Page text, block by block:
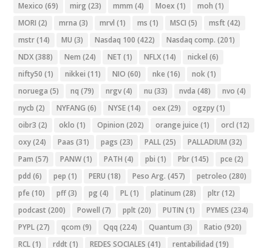
Mexico (69) mirg (23) mmm (4) Moex (1) moh (1)
MORI (2) mrna (3) mrvl (1) ms (1) MSCI (5) msft (42)
mstr(14) MU (3) Nasdaq 100 (422) Nasdaq comp. (201)
NDX(388) Nem (24) NET (1) NFLX(14) nickel (6)
nifty50 (1) nikkei (11) NIO (60) nke (16) nok(1)
noruega (5) nq (79) nrgv(4) nu (33) nvda (48) nvo (4)
nycb (2) NYFANG (6) NYSE(14) oex (29) ogzpy(1)
oibr3 (2) oklo (1) Opinion (202) orange juice (1) orcl (12)
oxy(24) Paas (31) pags (23) PALL(25) PALLADIUM (32)
Pam (57) PANW(1) PATH (4) pbi (1) Pbr(145) pce (2)
pdd (6) pep (1) PERU (18) Peso Arg. (457) petroleo (280)
pfe (10) pff(3) pg (4) PL(1) platinum (28) pltr(12)
podcast (200) Powell (7) pplt (20) PUTIN (1) PYMES (234)
PYPL(27) qcom (9) Qqq (224) Quantum (3) Ratio (920)
RCL(1) rddt (1) REDES SOCIALES (41) rentabilidad (19)